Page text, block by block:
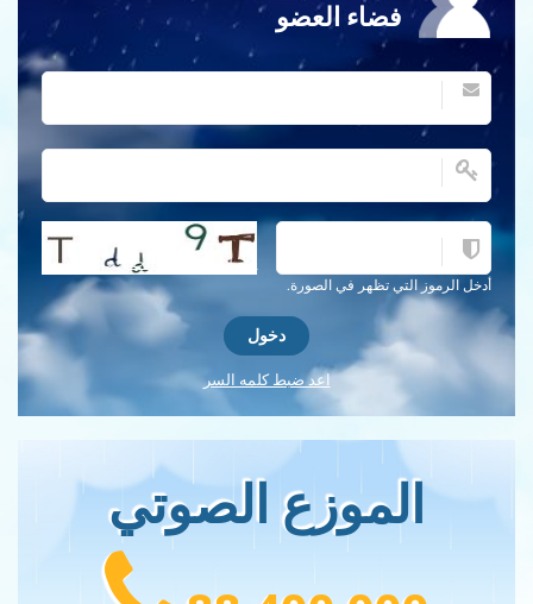
فضاء العضو
أدخل الرموز التي تظهر في الصورة.
احصل على كلمة التحقق جديدة!
اعد ضبط كلمه السر
الموزع الصوتي